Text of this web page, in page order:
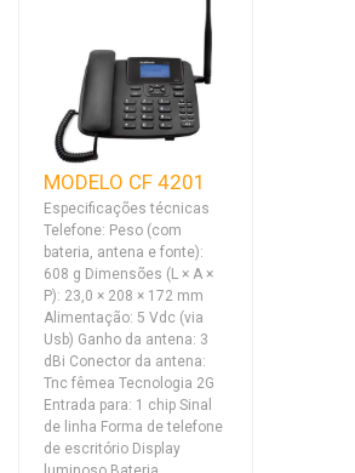
MODELO CF 4201
Especificações técnicas
Telefone: Peso (com
bateria, antena e fonte):
608 g Dimensões (L × A ×
P): 23,0 × 208 × 172 mm
Alimentação: 5 Vdc (via
Usb) Ganho da antena: 3
dBi Conector da antena:
Tnc fêmea Tecnologia 2G
Entrada para: 1 chip Sinal
de linha Forma de telefone
de escritório Display